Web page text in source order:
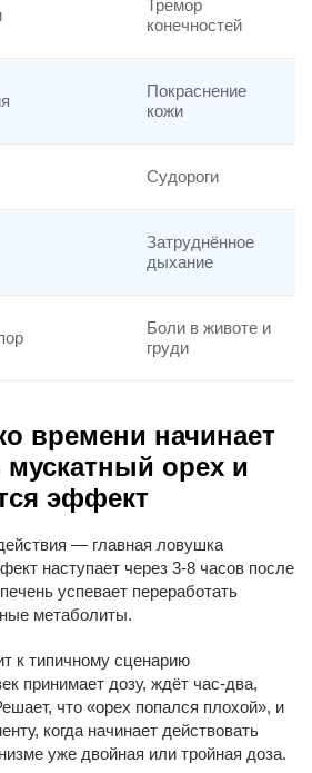
Тремор
конечностей
Покраснение
кожи
Судороги
Затруднённое
дыхание
Боли в животе и
груди
времени начинает
мускатный орех и
эффект
— главная ловушка
наступает через 3-8 часов после
успевает переработать
метаболиты.
к типичному сценарию
принимает дозу, ждёт час-два,
что «орех попался плохой», и
когда начинает действовать
уже двойная или тройная доза.